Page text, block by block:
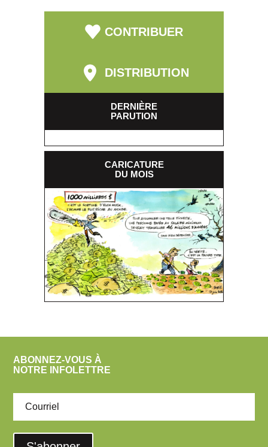
CONTRIBUER
DISTRIBUTION
DERNIÈRE
PARUTION
CARICATURE
DU MOIS
ABONNEZ-VOUS À
NOTRE INFOLETTRE